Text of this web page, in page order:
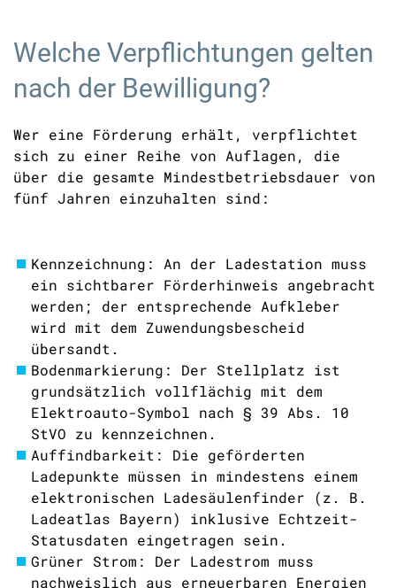
Welche Verpflichtungen gelten
nach der Bewilligung?
Wer eine Förderung erhält, verpflichtet
sich zu einer Reihe von Auflagen, die
über die gesamte Mindestbetriebsdauer von
fünf Jahren einzuhalten sind:
Kennzeichnung: An der Ladestation muss
ein sichtbarer Förderhinweis angebracht
werden; der entsprechende Aufkleber
wird mit dem Zuwendungsbescheid
übersandt.
Bodenmarkierung: Der Stellplatz ist
grundsätzlich vollflächig mit dem
Elektroauto-Symbol nach § 39 Abs. 10
StVO zu kennzeichnen.
Auffindbarkeit: Die geförderten
Ladepunkte müssen in mindestens einem
elektronischen Ladesäulenfinder (z. B.
Ladeatlas Bayern) inklusive Echtzeit-
Statusdaten eingetragen sein.
Grüner Strom: Der Ladestrom muss
nachweislich aus erneuerbaren Energien